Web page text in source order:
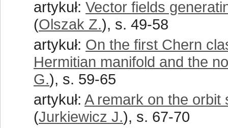
artykuł: Vector fields
(Olszak Z.), s. 49-58
artykuł: On the first Chern
Hermitian manifold and the
G.), s. 59-65
artykuł: A remark on the orbit
(Jurkiewicz J.), s. 67-70